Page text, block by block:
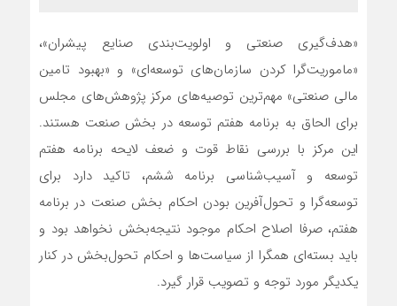
«هدف‌‌‌گیری صنعتی و اولویت‌‌‌بندی صنایع پیشران»،
«ماموریت‌‌‌گرا کردن سازمان‌های توسعه‌‌‌ای» و «بهبود تامین
مالی صنعتی» مهم‌ترین توصیه‌‌‌های مرکز پژوهش‌‌‌های مجلس
برای الحاق به برنامه هفتم توسعه در بخش صنعت هستند.
این مرکز با بررسی نقاط قوت و ضعف لایحه برنامه هفتم
توسعه و آسیب‌‌‌شناسی برنامه ششم، تاکید دارد برای
توسعه‌‌‌گرا و تحول‌آفرین بودن احکام بخش صنعت در برنامه
هفتم، صرفا اصلاح احکام موجود نتیجه‌‌‌بخش نخواهد بود و
باید بسته‌‌‌ای همگرا از سیاست‌‌‌ها و احکام تحول‌‌‌بخش در کنار
یکدیگر مورد توجه و تصویب قرار گیرد.